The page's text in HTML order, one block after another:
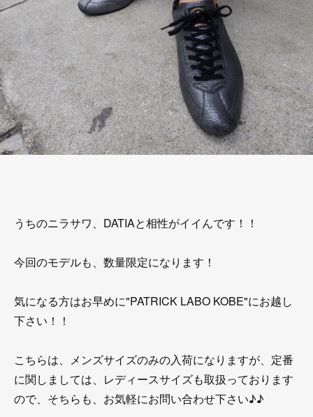
うちのニラサワ、DATIAと相性がイイんです！！
今回のモデルも、数量限定になります！
気になる方はお早めに"PATRICK LABO KOBE"にお越し
下さい！！
こちらは、メンズサイズのみの入荷になりますが、定番
に関しましては、レディースサイズも取扱っております
ので、そちらも、お気軽にお問い合わせ下さい♪♪